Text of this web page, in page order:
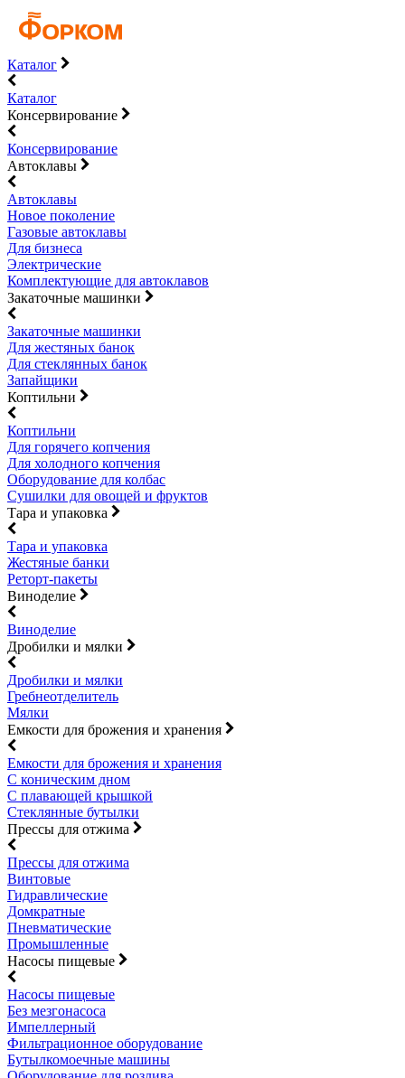
Каталог
Каталог
Консервирование
Консервирование
Автоклавы
Автоклавы
Новое поколение
Газовые автоклавы
Для бизнеса
Электрические
Комплектующие для автоклавов
Закаточные машинки
Закаточные машинки
Для жестяных банок
Для стеклянных банок
Запайщики
Коптильни
Коптильни
Для горячего копчения
Для холодного копчения
Оборудование для колбас
Сушилки для овощей и фруктов
Тара и упаковка
Тара и упаковка
Жестяные банки
Реторт-пакеты
Виноделие
Виноделие
Дробилки и мялки
Дробилки и мялки
Гребнеотделитель
Мялки
Емкости для брожения и хранения
Емкости для брожения и хранения
С коническим дном
С плавающей крышкой
Стеклянные бутылки
Прессы для отжима
Прессы для отжима
Винтовые
Гидравлические
Домкратные
Пневматические
Промышленные
Насосы пищевые
Насосы пищевые
Без мезгонасоса
Импеллерный
Фильтрационное оборудование
Бутылкомоечные машины